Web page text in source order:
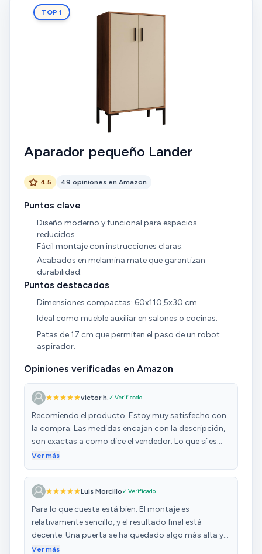
TOP 1
Aparador pequeño Lander
4.5 49 opiniones en Amazon
Puntos clave
Diseño moderno y funcional para espacios
reducidos.
Fácil montaje con instrucciones claras.
Acabados en melamina mate que garantizan
durabilidad.
Puntos destacados
Dimensiones compactas: 60x110,5x30 cm.
Ideal como mueble auxiliar en salones o cocinas.
Patas de 17 cm que permiten el paso de un robot
aspirador.
Opiniones verificadas en Amazon
victor h. ✓ Verificado
Recomiendo el producto. Estoy muy satisfecho con
la compra. Las medidas encajan con la descripción,
son exactas a como dice el vendedor. Lo que sí es
cierto es que los colores, concretamente los de las
anuncio, pero tampoco es excesivo. Las
instrucciones de montaje son muy sencillas y
además hay video explicativo en YouTube. El
embalaje es perfecto, han cuidado todos los detalles
para que no se rompa o dañe durante el envío. En
Ver más
Luis Morcillo✓ Verificado
Para lo que cuesta está bien. El montaje es
relativamente sencillo, y el resultado final está
decente. Una puerta se ha quedado algo más alta y
la balda roza con las puertas al abrirse, pero lo dicho:
Ver más